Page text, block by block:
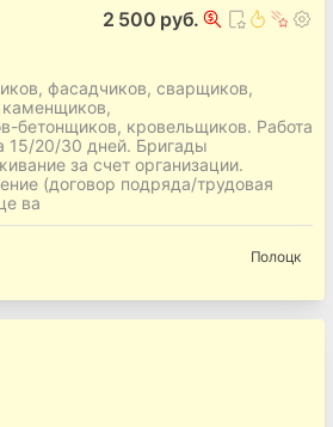
2 500 руб.
фасадчиков, сварщиков,
бетонщиков, кровельщиков. Работа
15/20/30 дней. Бригады
за счет организации.
(договор подряда/трудовая
ва
Полоцк